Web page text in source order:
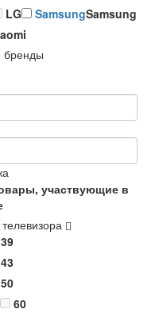
LG SamsungSamsung
бренды
участвующие в
39
43
50
60